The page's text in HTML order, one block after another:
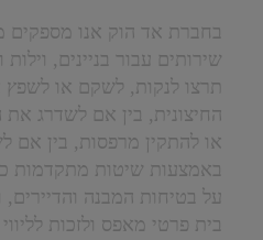
בחברת אד הוק אנו
שירותים עבור בניינים,
תרצו לנקות, לשקם או לשפץ
החיצונית, בין אם לשדרג את
או להתקין מרפסות, בין אם
באמצעות שיטות מתקדמות
על בטיחות המבנה והדיירים,
בית פרטי מאפס ולזכות